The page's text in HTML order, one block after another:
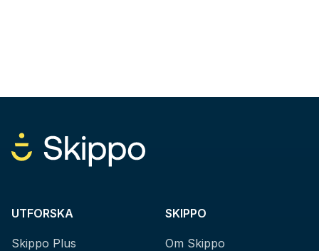
UTFORSKA
Skippo Plus
SKIPPO
Om Skippo